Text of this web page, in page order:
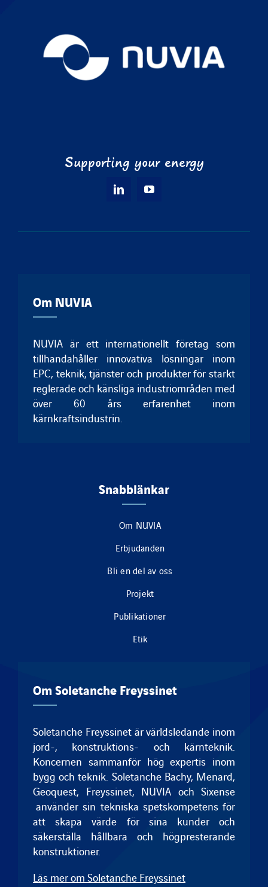
Supporting your energy
Om NUVIA
NUVIA är ett internationellt företag som
tillhandahåller innovativa lösningar inom
EPC, teknik, tjänster och produkter för starkt
reglerade och känsliga industriområden med
över 60 års erfarenhet inom
kärnkraftsindustrin.
Snabblänkar
Om NUVIA
Erbjudanden
Bli en del av oss
Projekt
Publikationer
Etik
Om Soletanche Freyssinet
Soletanche Freyssinet är världsledande inom
jord-, konstruktions- och kärnteknik.
Koncernen sammanför hög expertis inom
bygg och teknik. Soletanche Bachy, Menard,
Geoquest, Freyssinet, NUVIA ochSixense
använder sin tekniska spetskompetens för
att skapa värde för sina kunder och
säkerställa hållbara och högpresterande
konstruktioner.
Läs mer om Soletanche Freyssinet